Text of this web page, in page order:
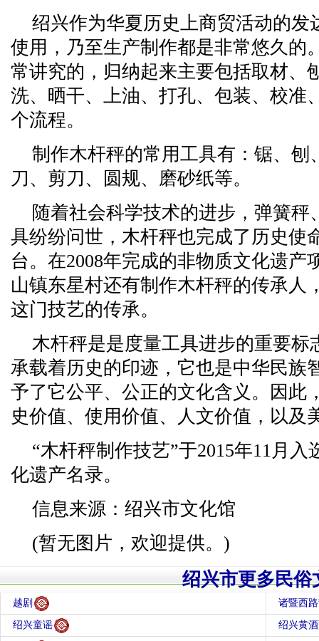
绍兴作为华夏历史上商贸活动的发
使用，乃至生产制作都是非常悠久的
常讲究的，归纳起来主要包括取材、
洗、晒干、上油、打孔、包装、校准
个流程。
制作木杆秤的常用工具有：锯、刨
刀、剪刀、圆规、磨砂纸等。
随着社会科学技术的进步，弹簧
具纷纷问世，木杆秤也完成了历史使
台。在2008年完成的非物质文化遗产
山镇东星村还有制作木杆秤的传承人
这门技艺的传承。
木杆秤是是度量工具进步的重要标
承载着历史的印迹，它也是中华民族
予了它公平、公正的文化含义。因此
史价值、使用价值、人文价值，以及
“木杆秤制作技艺”于2015年11月
化遗产名录。
信息来源：绍兴市文化馆
(暂无图片，欢迎提供。)
绍兴市更多民俗
越剧 诸暨西
绍兴童谣 绍兴黄